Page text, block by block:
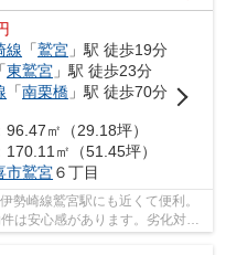
線 「鷲宮 」駅 徒歩19分
「東鷲宮 」駅 徒歩23分
「南栗橋 」駅 徒歩70分
㎡（29.18坪）
170.11㎡（51.45坪）
市鷲宮６丁目
勢崎線鷲宮駅にも近くて便利。
は安心感があります。劣化対策